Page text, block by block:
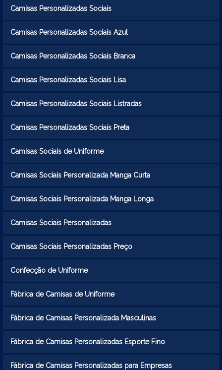
Camisas Personalizadas Sociais
Camisas Personalizadas Sociais Azul
Camisas Personalizadas Sociais Branca
Camisas Personalizadas Sociais Lisa
Camisas Personalizadas Sociais Listradas
Camisas Personalizadas Sociais Preta
Camisas Sociais de Uniforme
Camisas Sociais Personalizada Manga Curta
Camisas Sociais Personalizada Manga Longa
Camisas Sociais Personalizadas
Camisas Sociais Personalizadas Preço
Confecção de Uniforme
Fábrica de Camisas de Uniforme
Fábrica de Camisas Personalizada Masculinas
Fábrica de Camisas Personalizadas Esporte Fino
Fábrica de Camisas Personalizadas para Empresas